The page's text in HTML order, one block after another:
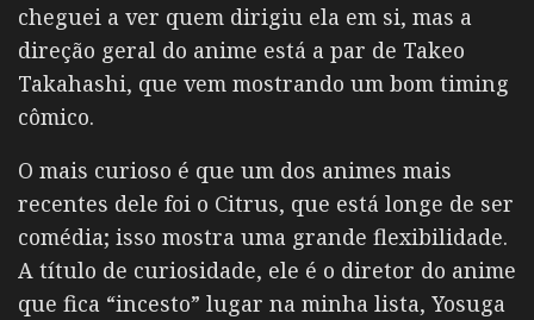
cheguei a ver quem dirigiu ela em si, mas a
direção geral do anime está a par de Takeo
Takahashi, que vem mostrando um bom timing
cômico.
O mais curioso é que um dos animes mais
recentes dele foi o Citrus, que está longe de ser
comédia; isso mostra uma grande flexibilidade.
A título de curiosidade, ele é o diretor do anime
que fica “incesto” lugar na minha lista, Yosuga